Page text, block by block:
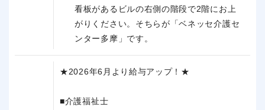
看板があるビルの右側の階段で2階にお上
がりください。そちらが「ベネッセ介護セ
ンター多摩」です。
★2026年6月より給与アップ！★
■介護福祉士